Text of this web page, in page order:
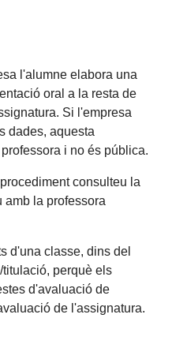
l'alumne elabora una
oral a la resta de
Si l'empresa
dades, aquesta
i no és pública.
consulteu la
amb la professora
d'una classe, dins del
perquè els
d'avaluació de
de l'assignatura.